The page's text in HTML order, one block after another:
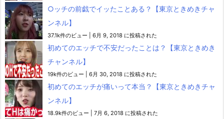
○ッチの前戯でイッたことある？【東京ときめきチャ
ンネル】
37.1k件のビュー 6月 9, 2018 に投稿された
初めてのエッチで不安だったことは？【東京ときめき
チャンネル】
19k件のビュー 6月 30, 2018 に投稿された
初めてのエッチが痛いって本当？【東京ときめきチャ
ンネル】
18.9k件のビュー 7月 6, 2018 に投稿された